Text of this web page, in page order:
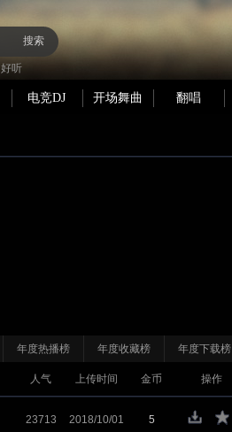
搜索
好听
电竞DJ 开场舞曲 翻唱
年度热播榜 年度收藏榜 年度下载榜
人气 上传时间 金币 操作
23713 2018/10/01 5